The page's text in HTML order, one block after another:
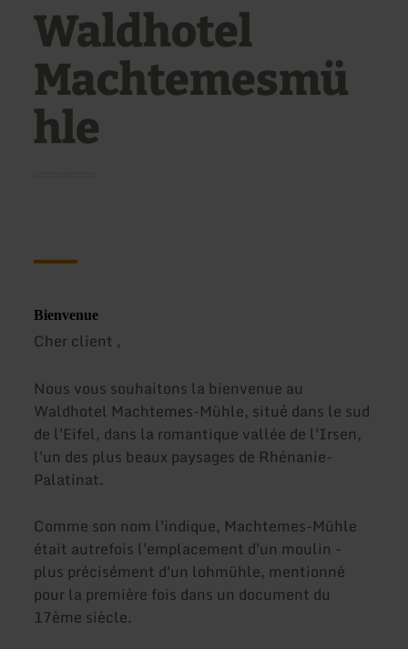
Waldhotel
Machtemesmü
hle
Bienvenue
Cher client ,
Nous vous souhaitons la bienvenue au
Waldhotel Machtemes-Mühle, situé dans le sud
de l'Eifel, dans la romantique vallée de l'Irsen,
l'un des plus beaux paysages de Rhénanie-
Palatinat.
Comme son nom l'indique, Machtemes-Mühle
était autrefois l'emplacement d'un moulin -
plus précisément d'un lohmühle, mentionné
pour la première fois dans un document du
17ème siècle.